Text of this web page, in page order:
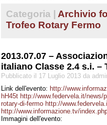
Categoria | Archivio
Trofeo Rotary Fermo
2013.07.07 –
italiano Classe 2.4 s.i. –
Pubblicato il 17 Luglio 2013 da
Link dell'evento: http://
hH45t http://www.federvela.it/news/
rotary-di-fermo http://
http://www.informazione.tv/
Immagini dell'evento: